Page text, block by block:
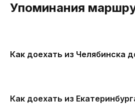
Упоминания
Как доехать из Челябинска
Как доехать из